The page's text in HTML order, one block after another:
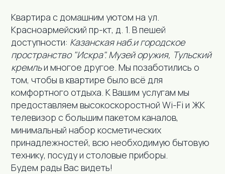
Кваpтира с домашним уютом на ул.
Красноармейский пр-кт, д. 1. В пeшeй
доступности: Казанская наб.и городское
пространство "Искра". Музей оружия, Тульский
кремльи многое другое. Мы позаботились о
том, чтобы в квартире было всё для
комфортного отдыха. К Вашим услугам мы
предоставляем высокоскоростной Wi-Fi и ЖК
телевизор с большим пакетом каналов,
минимальный набор косметических
принадлежностей, всю необходимую бытовую
технику, посуду и столовые приборы.
Будем рады Вас видеть!